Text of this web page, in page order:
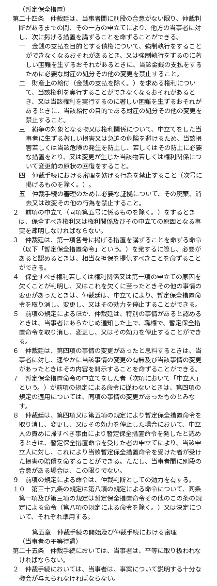
（暫定保全措置）
第二十四条
仲裁廷は、当事者間に別段の合意がない限り、仲裁判
断があるまでの間、その一方の申立てにより、他方の当事者に対
し、次に掲げる措置を講ずることを命ずることができる。
一
金銭の支払を目的とする債権について、強制執行をすること
ができなくなるおそれがあるとき、又は強制執行をするのに著
しい困難を生ずるおそれがあるときに、当該金銭の支払をする
ために必要な財産の処分その他の変更を禁止すること。
二
財産上の給付（金銭の支払を除く。）を求める権利につい
て、当該権利を実行することができなくなるおそれがあると
き、又は当該権利を実行するのに著しい困難を生ずるおそれが
あるときに、当該給付の目的である財産の処分その他の変更を
禁止すること。
三
紛争の対象となる物又は権利関係について、申立てをした当
事者に生ずる著しい損害又は急迫の危険を避けるため、当該損
害若しくは当該危険の発生を防止し、若しくはその防止に必要
な措置をとり、又は変更が生じた当該物若しくは権利関係につ
いて変更前の原状の回復をすること。
四
仲裁手続における審理を妨げる行為を禁止すること（次号に
掲げるものを除く。）。
五
仲裁手続の審理のために必要な証拠について、その廃棄、消
去又は改変その他の行為を禁止すること。
２
前項の申立て（同項第五号に係るものを除く。）をするとき
は、保全すべき権利又は権利関係及びその申立ての原因となる事
実を疎明しなければならない。
３
仲裁廷は、第一項各号に掲げる措置を講ずることを命ずる命令
（以下「暫定保全措置命令」という。）を発するに際し、必要が
あると認めるときは、相当な担保を提供すべきことを命ずること
ができる。
４
保全すべき権利若しくは権利関係又は第一項の申立ての原因を
欠くことが判明し、又はこれを欠くに至ったときその他の事情の
変更があったときは、仲裁廷は、申立てにより、暫定保全措置命
令を取り消し、変更し、又はその効力を停止することができる。
５
前項の規定によるほか、仲裁廷は、特別の事情があると認める
ときは、当事者にあらかじめ通知した上で、職権で、暫定保全措
置命令を取り消し、変更し、又はその効力を停止することができ
る。
６
仲裁廷は、第四項の事情の変更があったと思料するときは、当
事者に対し、速やかに当該事情の変更の有無及び当該事情の変更
があったときはその内容を開示することを命ずることができる。
７
暫定保全措置命令の申立てをした者（次項において「申立人」
という。）が前項の規定による命令に従わないときは、第四項の
規定の適用については、同項の事情の変更があったものとみな
す。
８
仲裁廷は、第四項又は第五項の規定により暫定保全措置命令を
取り消し、変更し、又はその効力を停止した場合において、申立
人の責めに帰すべき事由により暫定保全措置命令を発したと認め
るときは、暫定保全措置命令を受けた者の申立てにより、当該申
立人に対し、これにより当該暫定保全措置命令を受けた者が受け
た損害の賠償を命ずることができる。ただし、当事者間に別段の
合意がある場合は、この限りでない。
９
前項の規定による命令は、仲裁判断としての効力を有する。
１０
第三十九条の規定は第八項の規定による命令について、同条
第一項及び第三項の規定は暫定保全措置命令その他のこの条の規
定による命令（第八項の規定による命令を除く。）又は決定につ
いて、それぞれ準用する。
第五章 仲裁手続の開始及び仲裁手続における審理
（当事者の平等待遇）
第二十五条
仲裁手続においては、当事者は、平等に取り扱われな
ければならない。
２
仲裁手続においては、当事者は、事案について説明する十分な
機会が与えられなければならない。